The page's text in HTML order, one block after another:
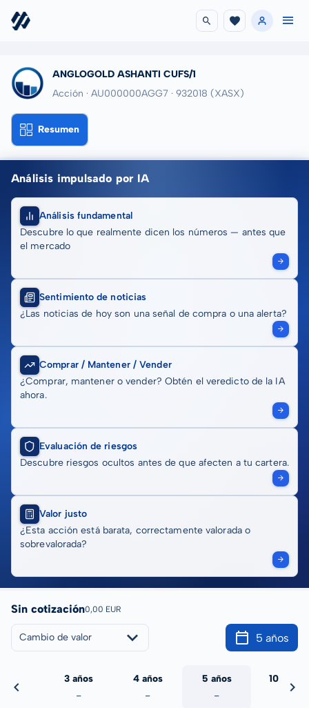
ANGLOGOLD ASHANTI CUFS/1
Acción · AU000000AGG7 · 932018 (XASX)
Resumen
Análisis impulsado por IA
Análisis fundamental
Descubre lo que realmente dicen los números — antes que
el mercado
Sentimiento de noticias
¿Las noticias de hoy son una señal de compra o una alerta?
Comprar / Mantener / Vender
¿Comprar, mantener o vender? Obtén el veredicto de la IA
ahora.
Evaluación de riesgos
Descubre riesgos ocultos antes de que afecten a tu cartera.
Valor justo
¿Esta acción está barata, correctamente valorada o
sobrevalorada?
Sin cotización0,00 EUR
Cambio de valor 5 años
3 años
-
4 años
-
5 años
-
10 años